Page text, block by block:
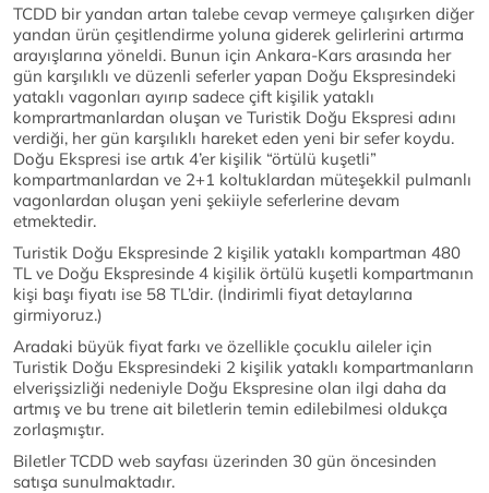
TCDD bir yandan artan talebe cevap vermeye çalışırken diğer
yandan ürün çeşitlendirme yoluna giderek gelirlerini artırma
arayışlarına yöneldi. Bunun için Ankara-Kars arasında her
gün karşılıklı ve düzenli seferler yapan Doğu Ekspresindeki
yataklı vagonları ayırıp sadece çift kişilik yataklı
komprartmanlardan oluşan ve Turistik Doğu Ekspresi adını
verdiği, her gün karşılıklı hareket eden yeni bir sefer koydu.
Doğu Ekspresi ise artık 4’er kişilik “örtülü kuşetli”
kompartmanlardan ve 2+1 koltuklardan müteşekkil pulmanlı
vagonlardan oluşan yeni şekiiyle seferlerine devam
etmektedir.
Turistik Doğu Ekspresinde 2 kişilik yataklı kompartman 480
TL ve Doğu Ekspresinde 4 kişilik örtülü kuşetli kompartmanın
kişi başı fiyatı ise 58 TL’dir. (İndirimli fiyat detaylarına
girmiyoruz.)
Aradaki büyük fiyat farkı ve özellikle çocuklu aileler için
Turistik Doğu Ekspresindeki 2 kişilik yataklı kompartmanların
elverişsizliği nedeniyle Doğu Ekspresine olan ilgi daha da
artmış ve bu trene ait biletlerin temin edilebilmesi oldukça
zorlaşmıştır.
Biletler TCDD web sayfası üzerinden 30 gün öncesinden
satışa sunulmaktadır.